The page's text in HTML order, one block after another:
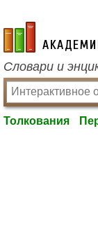
academic.ru
Словари и
Толкования